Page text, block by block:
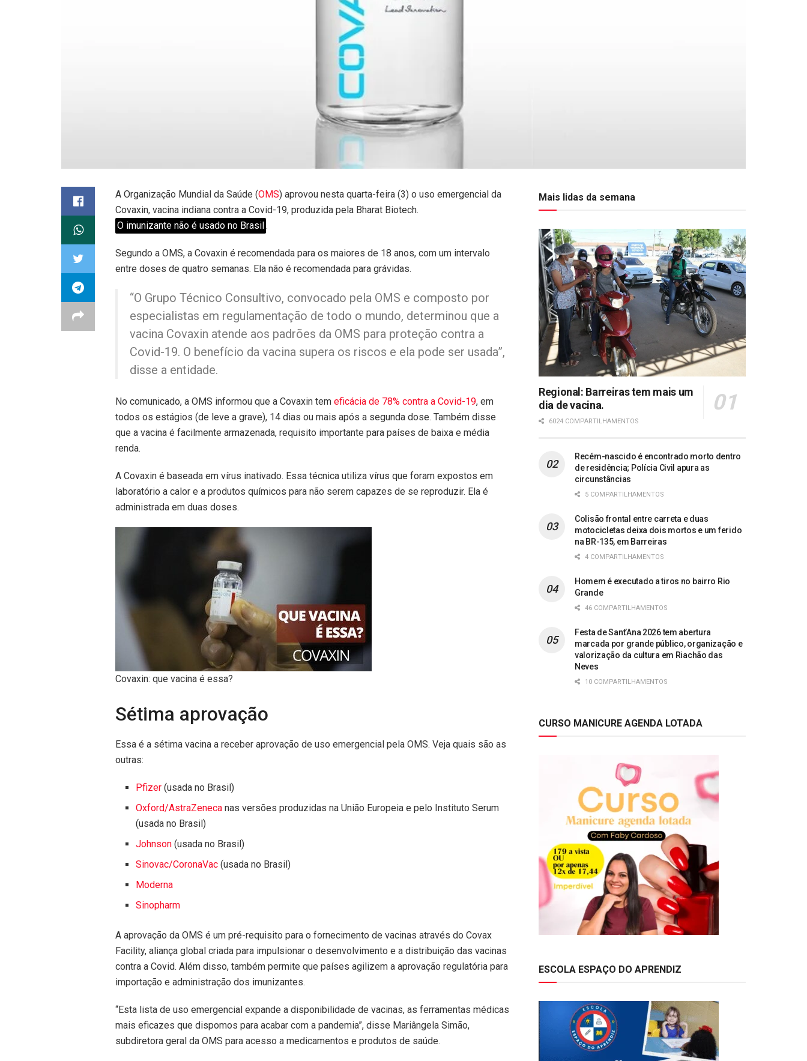
A Organização Mundial da Saúde (OMS) aprovou nesta quarta-feira (3) o uso emergencial da
Covaxin, vacina indiana contra a Covid-19, produzida pela Bharat Biotech.
O imunizante não é usado no Brasil .
Segundo a OMS, a Covaxin é recomendada para os maiores de 18 anos, com um intervalo
entre doses de quatro semanas. Ela não é recomendada para grávidas.
“O Grupo Técnico Consultivo, convocado pela OMS e composto por
especialistas em regulamentação de todo o mundo, determinou que a
vacina Covaxin atende aos padrões da OMS para proteção contra a
Covid-19. O benefício da vacina supera os riscos e ela pode ser usada”,
disse a entidade.
No comunicado, a OMS informou que a Covaxin tem eficácia de 78% contra a Covid-19, em
todos os estágios (de leve a grave), 14 dias ou mais após a segunda dose. Também disse
que a vacina é facilmente armazenada, requisito importante para países de baixa e média
renda.
A Covaxin é baseada em vírus inativado. Essa técnica utiliza vírus que foram expostos em
laboratório a calor e a produtos químicos para não serem capazes de se reproduzir. Ela é
administrada em duas doses.
Covaxin: que vacina é essa?
Sétima aprovação
Essa é a sétima vacina a receber aprovação de uso emergencial pela OMS. Veja quais são as
outras:
Pfizer (usada no Brasil)
Oxford/AstraZeneca nas versões produzidas na União Europeia e pelo Instituto Serum
(usada no Brasil)
Johnson (usada no Brasil)
Sinovac/CoronaVac (usada no Brasil)
Moderna
Sinopharm
A aprovação da OMS é um pré-requisito para o fornecimento de vacinas através do Covax
Facility, aliança global criada para impulsionar o desenvolvimento e a distribuição das vacinas
contra a Covid. Além disso, também permite que países agilizem a aprovação regulatória para
importação e administração dos imunizantes.
“Esta lista de uso emergencial expande a disponibilidade de vacinas, as ferramentas médicas
mais eficazes que dispomos para acabar com a pandemia”, disse Mariângela Simão,
subdiretora geral da OMS para acesso a medicamentos e produtos de saúde.
Mais lidas da semana
Regional: Barreiras tem mais um
dia de vacina.
6024 COMPARTILHAMENTOS
Recém-nascido é encontrado morto dentro
de residência; Polícia Civil apura as
circunstâncias
5 COMPARTILHAMENTOS
Colisão frontal entre carreta e duas
motocicletas deixa dois mortos e um ferido
na BR-135, em Barreiras
4 COMPARTILHAMENTOS
Homem é executado a tiros no bairro Rio
Grande
46 COMPARTILHAMENTOS
Festa de Sant’Ana 2026 tem abertura
marcada por grande público, organização e
valorização da cultura em Riachão das
Neves
10 COMPARTILHAMENTOS
CURSO MANICURE AGENDA LOTADA
ESCOLA ESPAÇO DO APRENDIZ